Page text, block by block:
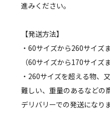
進みください。
【発送方法】
・60サイズから260サイズ
（60サイズから170サイズ
・260サイズを超える物、
難しい、重量のあるなどの
デリバリーでの発送になりま